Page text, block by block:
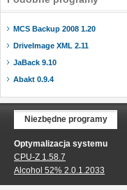
MCS Backup 2008 1.20
DriveImage XML 2.11
JaBack 9.10
Abakt 0.9.4
Niezbędne programy
Optymalizacja systemu
CPU-Z 1.58.7
Alcohol 52% 2.0.1.2033